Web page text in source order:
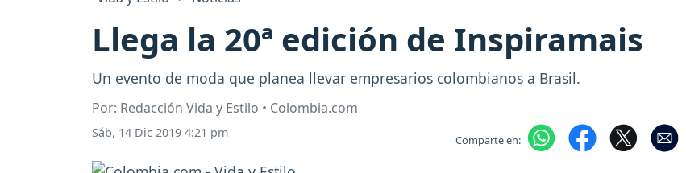
Llega la 20ª edición de Inspiramais
Un evento de moda que planea llevar empresarios colombianos a Brasil.
Por: Redacción Vida y Estilo • Colombia.com
Sáb, 14 Dic 2019 4:21 pm Comparte en: